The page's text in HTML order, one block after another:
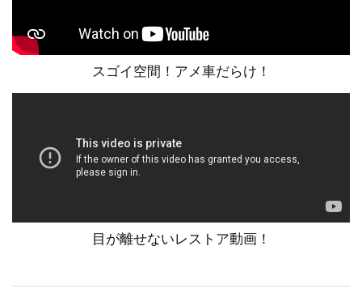
スゴイ空間！アメ車だらけ！
目が離せないレストア動画！